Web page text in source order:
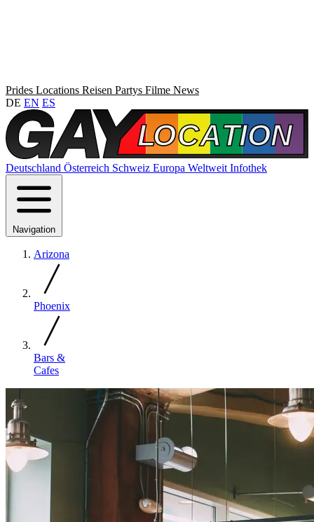
Prides Locations Reisen Partys Filme News
DE EN ES
Deutschland Österreich Schweiz Europa Weltweit Infothek
Navigation
Arizona
Phoenix
Bars &
Cafes